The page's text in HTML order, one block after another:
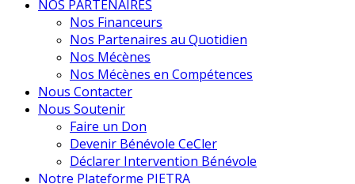
NOS PARTENAIRES
Nos Financeurs
Nos Partenaires au Quotidien
Nos Mécènes
Nos Mécènes en Compétences
Nous Contacter
Nous Soutenir
Faire un Don
Devenir Bénévole CeCler
Déclarer Intervention Bénévole
Notre Plateforme PIETRA